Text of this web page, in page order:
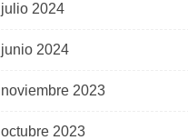
julio 2024
junio 2024
noviembre 2023
octubre 2023